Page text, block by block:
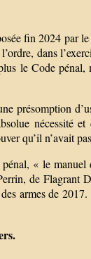
fin 2024 par
dans
le Code
présomption
nécessité
qu’il n’avait
« le manuel
de Flagrant
armes de